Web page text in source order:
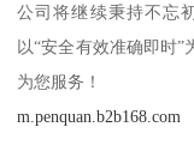
公司将继续秉持不忘
以“安全有效准确即时
为您服务！
m.penquan.b2b168.com